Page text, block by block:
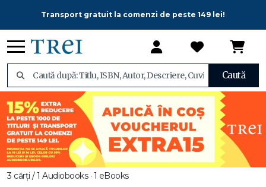
Transport gratuit la comenzi de peste 149 lei!
Caută
3 cărți / 1 Audiobooks · 1 eBooks